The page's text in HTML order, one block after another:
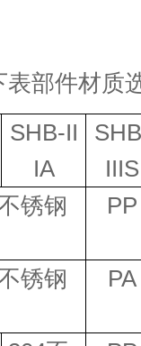
部件材质
SHB-II
IA
IIIS
锈钢 PP
锈钢 PA